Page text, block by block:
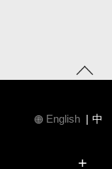
English 中